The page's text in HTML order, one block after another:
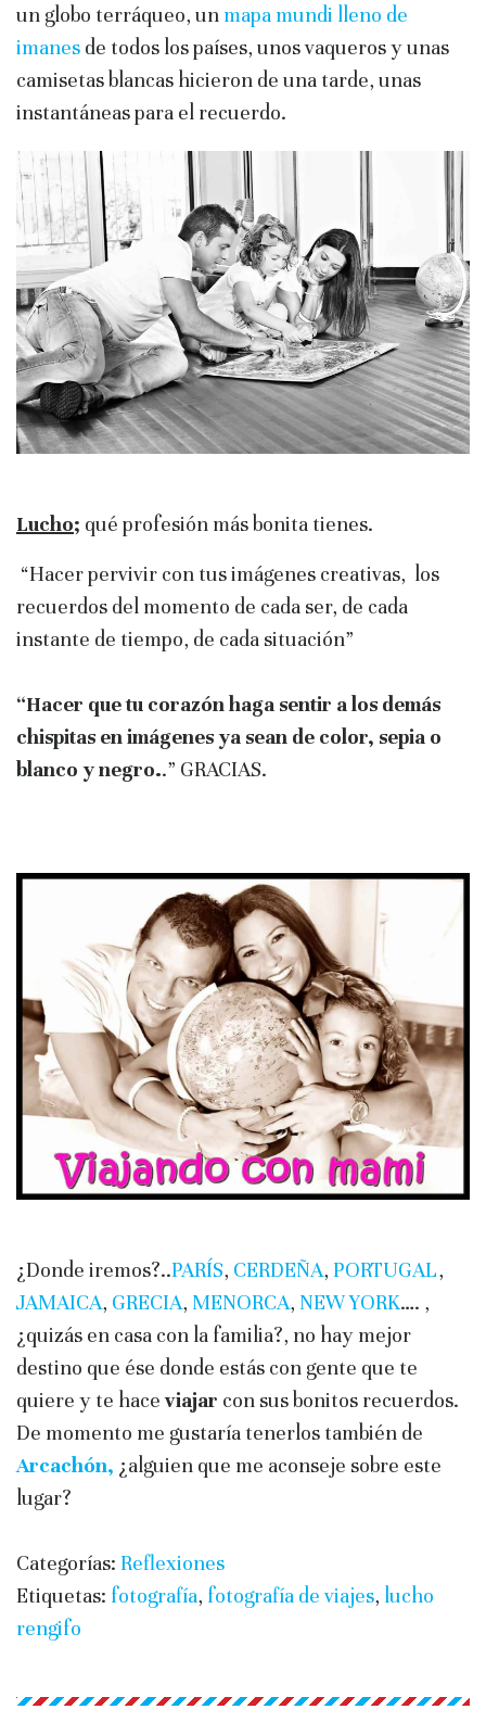
un globo terráqueo, un mapa mundi lleno de
imanes de todos los países, unos vaqueros y unas
camisetas blancas hicieron de una tarde, unas
instantáneas para el recuerdo.
Lucho; qué profesión más bonita tienes.
“Hacer pervivir con tus imágenes creativas, los
recuerdos del momento de cada ser, de cada
instante de tiempo, de cada situación”
“Hacer que tu corazón haga sentir a los demás
chispitas en imágenes ya sean de color, sepia o
blanco y negro..” GRACIAS.
¿Donde iremos?..PARÍS, CERDEÑA, PORTUGAL,
JAMAICA, GRECIA, MENORCA, NEW YORK…. ,
¿quizás en casa con la familia?, no hay mejor
destino que ése donde estás con gente que te
quiere y te haceviajar con sus bonitos recuerdos.
De momento me gustaría tenerlos también de
Arcachón, ¿alguien que me aconseje sobre este
lugar?
Categorías: Reflexiones
Etiquetas: fotografía, fotografía de viajes, lucho
rengifo